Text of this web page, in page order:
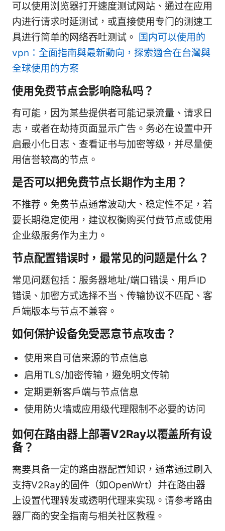
可以使用浏览器打开速度测试网站、通过在应用
内进行请求时延测试，或直接使用专门的测速工
具进行简单的网络吞吐测试。
国内可以使用的
vpn：全面指南與最新動向，探索適合在台灣與
全球使用的方案
使用免费节点会影响隐私吗？
有可能，因为某些提供者可能记录流量、请求日
志，或者在劫持页面显示广告。务必在设置中开
启最小化日志、查看证书与加密等级，并尽量使
用信誉较高的节点。
是否可以把免费节点长期作为主用？
不推荐。免费节点通常波动大、稳定性不足，若
要长期稳定使用，建议权衡购买付费节点或使用
企业级服务作为主力。
节点配置错误时，最常见的问题是什么？
常见问题包括：服务器地址/端口错误、用户ID
错误、加密方式选择不当、传输协议不匹配、客
户端版本与节点不兼容。
如何保护设备免受恶意节点攻击？
使用来自可信来源的节点信息
启用TLS/加密传输，避免明文传输
定期更新客户端与节点信息
使用防火墙或应用级代理限制不必要的访问
如何在路由器上部署V2Ray以覆盖所有设
备？
需要具备一定的路由器配置知识，通常通过刷入
支持V2Ray的固件（如OpenWrt）并在路由器
上设置代理转发或透明代理来实现。请参考路由
器厂商的安全指南与相关社区教程。